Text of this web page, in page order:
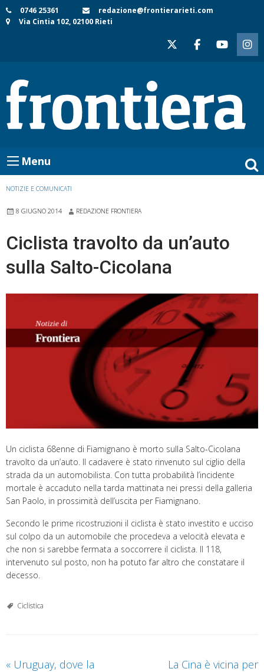
Skip
to
0746 25361
redazione@frontierarieti.com
Via Cintia 102, 02100 Rieti
Menu
NOTIZIE E COMUNICATI
8 GIUGNO 2014 REDAZIONE FRONTIERA
Ciclista travolto da un’auto
sulla Salto-Cicolana
Un ciclista 68enne di Fiamignano è morto sulla Salto-Cicolana
travolto da un’auto. Il cadavere è stato rinvenuto sul ciglio della
strada da un automobilista. Con tutta probabilità l’incidente
mortale è accaduto nella tarda mattinata nei pressi della galleria
San Paolo, in prossimità dell’uscita per Fiamignano.
Secondo le prime ricostruzioni il ciclista è stato investito e ucciso
sul colpo da un automobile che procedeva a velocità elevata e
che non si sarebbe fermata a soccorrere il ciclista. Il 118,
intervenuto sul posto, non ha potuto far altro che constatare il
decesso.
Ciclistica
« Uruguay, dove la
La Cina è vicina per